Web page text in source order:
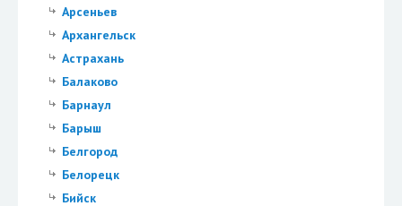
Арсеньев
Архангельск
Астрахань
Балаково
Барнаул
Барыш
Белгород
Белорецк
Бийск